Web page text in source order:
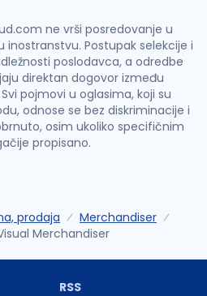
ne vrši posredovanje u
inostranstvu. Postupak selekcije i
poslodavca, a odredbe
direktan dogovor između
pojmovi u oglasima, koji su
odnose se bez diskriminacije i
osim ukoliko specifičnim
propisano.
prodaja
Merchandiser
Merchandiser
RSS